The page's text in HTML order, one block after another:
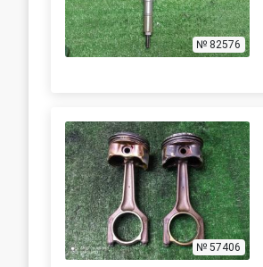
№ 82576
№ 57406